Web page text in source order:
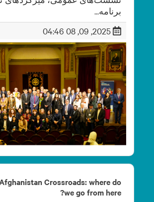
برنامه‌‌...
2025, 09, 08 04:46
Crossroads: where do
we go from here?